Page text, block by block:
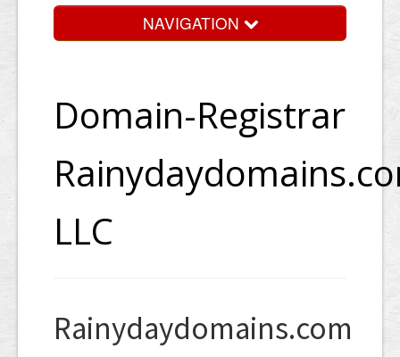
NAVIGATION
Domain-Registrar
LLC
Rainydaydomains.com